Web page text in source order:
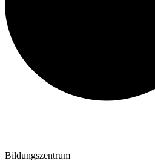
Bildungszentrum